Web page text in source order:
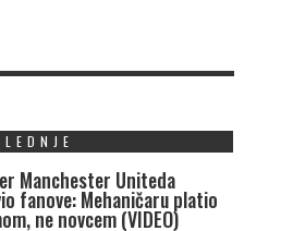
Manchester Uniteda
fanove: Mehaničaru platio
ne novcem (VIDEO)